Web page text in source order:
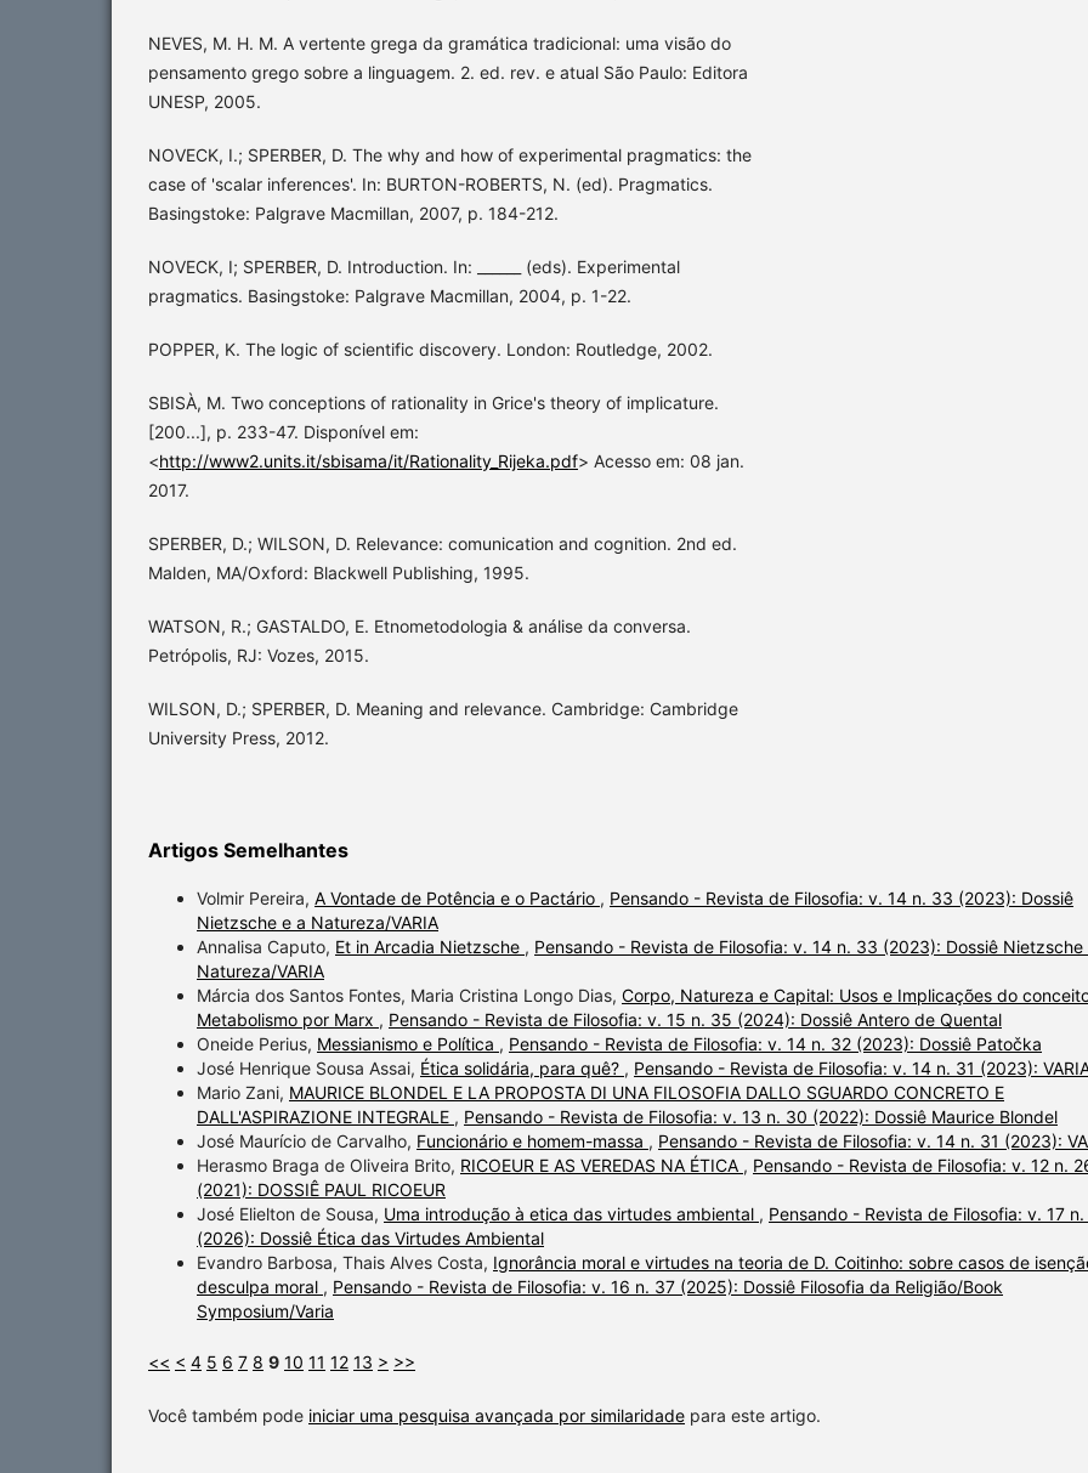
NEVES, M. H. M. A vertente grega da gramática tradicional: uma visão do
pensamento grego sobre a linguagem. 2. ed. rev. e atual São Paulo: Editora
UNESP, 2005.
NOVECK, I.; SPERBER, D. The why and how of experimental pragmatics: the
case of 'scalar inferences'. In: BURTON-ROBERTS, N. (ed). Pragmatics.
Basingstoke: Palgrave Macmillan, 2007, p. 184-212.
NOVECK, I; SPERBER, D. Introduction. In: ______ (eds). Experimental
pragmatics. Basingstoke: Palgrave Macmillan, 2004, p. 1-22.
POPPER, K. The logic of scientific discovery. London: Routledge, 2002.
SBISÀ, M. Two conceptions of rationality in Grice's theory of implicature.
[200...], p. 233-47. Disponível em:
<http://www2.units.it/sbisama/it/Rationality_Rijeka.pdf> Acesso em: 08 jan.
2017.
SPERBER, D.; WILSON, D. Relevance: comunication and cognition. 2nd ed.
Malden, MA/Oxford: Blackwell Publishing, 1995.
WATSON, R.; GASTALDO, E. Etnometodologia & análise da conversa.
Petrópolis, RJ: Vozes, 2015.
WILSON, D.; SPERBER, D. Meaning and relevance. Cambridge: Cambridge
University Press, 2012.
Artigos Semelhantes
Volmir Pereira, A Vontade de Potência e o Pactário , Pensando - Revista de Filosofia: v. 14 n. 33 (2023): Dossiê
Nietzsche e a Natureza/VARIA
Annalisa Caputo, Et in Arcadia Nietzsche , Pensando - Revista de Filosofia: v. 14 n. 33 (2023): Dossiê Nietzsche
Natureza/VARIA
Márcia dos Santos Fontes, Maria Cristina Longo Dias, Corpo, Natureza e Capital: Usos e Implicações do
Metabolismo por Marx , Pensando - Revista de Filosofia: v. 15 n. 35 (2024): Dossiê Antero de Quental
Oneide Perius, Messianismo e Política , Pensando - Revista de Filosofia: v. 14 n. 32 (2023): Dossiê Patočka
José Henrique Sousa Assai, Ética solidária, para quê? , Pensando - Revista de Filosofia: v. 14 n. 31 (2023):
Mario Zani, MAURICE BLONDEL E LA PROPOSTA DI UNA FILOSOFIA DALLO SGUARDO CONCRETO E
DALL'ASPIRAZIONE INTEGRALE , Pensando - Revista de Filosofia: v. 13 n. 30 (2022): Dossiê Maurice Blondel
José Maurício de Carvalho, Funcionário e homem-massa , Pensando - Revista de Filosofia: v. 14 n. 31 (2023):
Herasmo Braga de Oliveira Brito, RICOEUR E AS VEREDAS NA ÉTICA , Pensando - Revista de Filosofia: v. 12 n.
(2021): DOSSIÊ PAUL RICOEUR
José Elielton de Sousa, Uma introdução à etica das virtudes ambiental , Pensando - Revista de Filosofia: v. 17
(2026): Dossiê Ética das Virtudes Ambiental
Evandro Barbosa, Thais Alves Costa, Ignorância moral e virtudes na teoria de D. Coitinho: sobre casos de
desculpa moral , Pensando - Revista de Filosofia: v. 16 n. 37 (2025): Dossiê Filosofia da Religião/Book
Symposium/Varia
<< < 4 5 6 7 8 9 10 11 12 13 > >>
Você também pode iniciar uma pesquisa avançada por similaridade para este artigo.